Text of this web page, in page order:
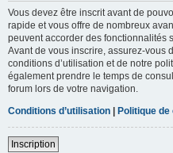
Vous devez être inscrit avant de
rapide et vous offre de nombreux
peuvent accorder des fonctionnalités
Avant de vous inscrire, assurez-vous
conditions d’utilisation et de notre
également prendre le temps de
forum lors de votre navigation.
Conditions d’utilisation | Politique
Inscription